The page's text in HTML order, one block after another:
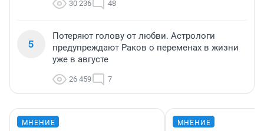
30 236 48
5
Потеряют голову от любви. Астрологи
предупреждают Раков о переменах в жизни
уже в августе
26 459 7
МНЕНИЕ МНЕНИЕ